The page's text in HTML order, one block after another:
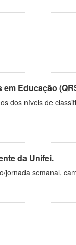
Educação
níveis de
da Unifei.
jornada semanal,